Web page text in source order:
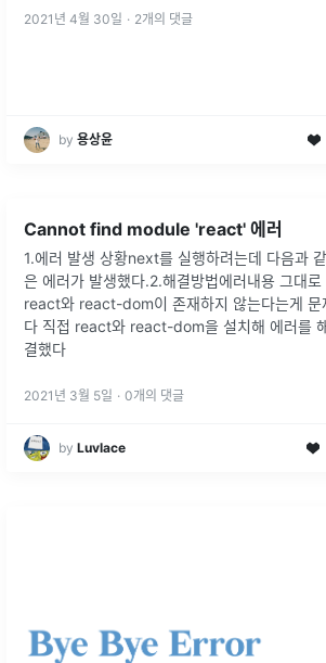
2021년 4월 30일 · 2개의 댓글
by 용상윤
Cannot find module 'react' 에러
1.에러 발생 상황next를 실행하려는데 다음과 같
은 에러가 발생했다.2.해결방법에러내용 그대로
react와 react-dom이 존재하지 않는다는게 문
다 직접 react와 react-dom을 설치해 에러를
결했다
2021년 3월 5일 · 0개의 댓글
by Luvlace